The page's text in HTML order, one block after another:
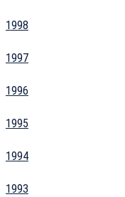
1998
1997
1996
1995
1994
1993